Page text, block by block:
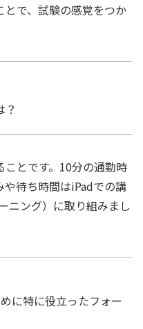
で、試験の感覚をつか
？
とです。10分の通勤時
待ち時間はiPadでの講
ニング）に取り組みまし
に特に役立ったフォー